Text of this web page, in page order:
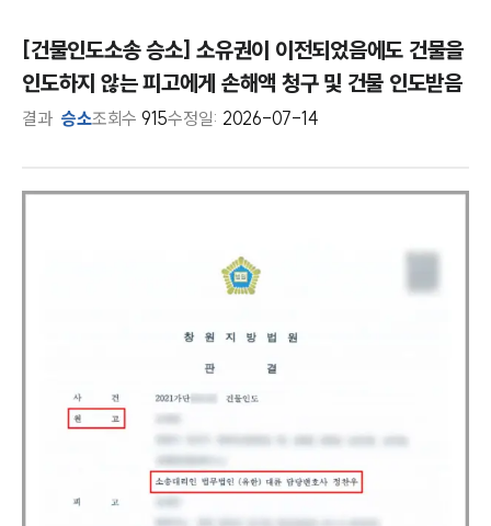
[건물인도소송 승소] 소유권이 이전되었음에도 건물을
인도하지 않는 피고에게 손해액 청구 및 건물 인도받음
결과 승소조회수 915수정일: 2026-07-14